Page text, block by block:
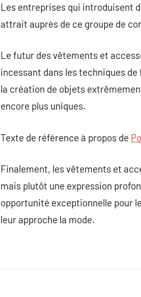
Les entreprises qui introduisent
attrait auprès de ce groupe de
Le futur des vêtements et
incessant dans les techniques
la création de objets
encore plus uniques.
Texte de référence à propos de
Finalement, les vêtements et
mais plutôt une expression
opportunité exceptionnelle pour
leur approche la mode.